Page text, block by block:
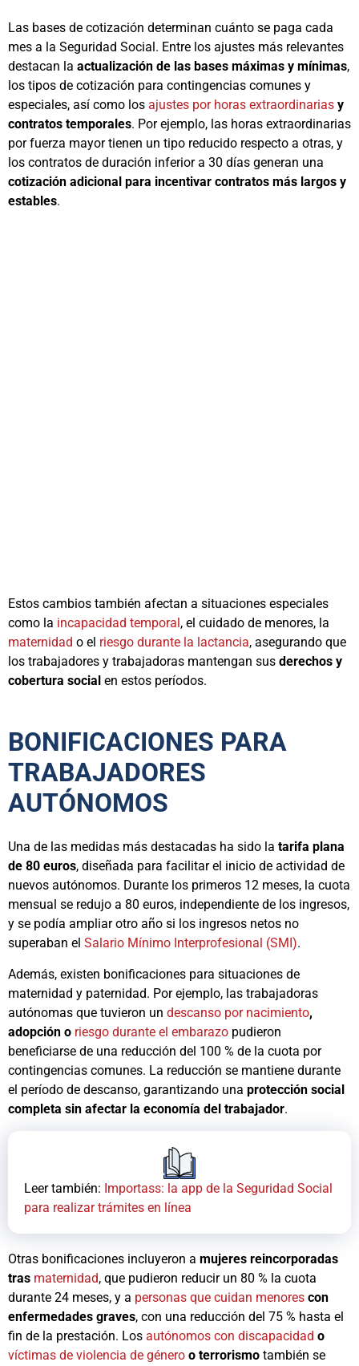
Las bases de cotización determinan cuánto se paga cada
mes a la Seguridad Social. Entre los ajustes más relevantes
destacan la actualización de las bases máximas y mínimas,
los tipos de cotización para contingencias comunes y
especiales, así como los ajustes por horas extraordinarias y
contratos temporales. Por ejemplo, las horas extraordinarias
por fuerza mayor tienen un tipo reducido respecto a otras, y
los contratos de duración inferior a 30 días generan una
cotización adicional para incentivar contratos más largos y
estables.
Estos cambios también afectan a situaciones especiales
como la incapacidad temporal, el cuidado de menores, la
maternidad o el riesgo durante la lactancia, asegurando que
los trabajadores y trabajadoras mantengan sus derechos y
cobertura social en estos períodos.
BONIFICACIONES PARA
TRABAJADORES
AUTÓNOMOS
Una de las medidas más destacadas ha sido la tarifa plana
de 80 euros, diseñada para facilitar el inicio de actividad de
nuevos autónomos. Durante los primeros 12 meses, la cuota
mensual se redujo a 80 euros, independiente de los ingresos,
y se podía ampliar otro año si los ingresos netos no
superaban el Salario Mínimo Interprofesional (SMI).
Además, existen bonificaciones para situaciones de
maternidad y paternidad. Por ejemplo, las trabajadoras
autónomas que tuvieron un descanso por nacimiento,
adopción o riesgo durante el embarazo pudieron
beneficiarse de una reducción del 100 % de la cuota por
contingencias comunes. La reducción se mantiene durante
el período de descanso, garantizando una protección social
completa sin afectar la economía del trabajador.
Leer también: Importass: la app de la Seguridad Social
para realizar trámites en línea
Otras bonificaciones incluyeron a mujeres reincorporadas
tras maternidad, que pudieron reducir un 80 % la cuota
durante 24 meses, y a personas que cuidan menores con
enfermedades graves, con una reducción del 75 % hasta el
fin de la prestación. Los autónomos con discapacidad o
víctimas de violencia de género o terrorismo también se